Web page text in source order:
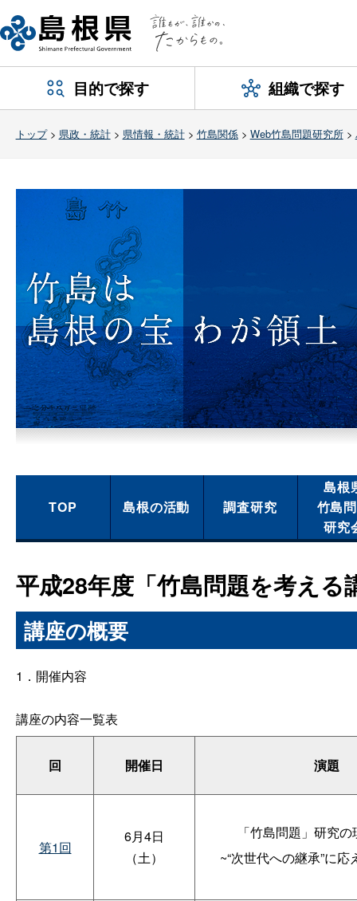
目的で探す 組織で探す
トップ> 県政・統計> 県情報・統計> 竹島関係> Web竹島問題研究所>
TOP 島根の活動 調査研究
島根
竹島
研究
平成28年度「竹島問題を考え
講座の概要
1．開催内容
講座の内容一覧表
回 開催日 演題
第1回
6月4日
（土）
「竹島問題」研究
~“次世代への継承”に